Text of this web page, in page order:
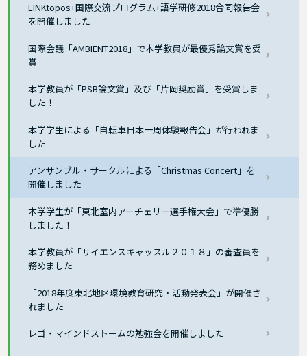
LINKtopos+国際交流プログラム+語学研修2018合同報告会
を開催しました
国際会議「AMBIENT2018」で本学教員が最優秀論文賞を受
賞
本学教員が「PSB論文賞」及び「片岡奨励賞」を受賞しま
した！
本学学生による「自転車日本一周体験報告会」が行われま
した
アンサンブル・サークルによる「Christmas Concert」を
開催しました
本学学生が「東北室内アーチェリー選手権大会」で準優勝
しました！
本学教員が「サイエンスキャッスル２０１８」の審査員を
務めました
「2018年度東北地区環境教育研究・活動発表会」が開催さ
れました
レゴ・マインドストームの勉強会を開催しました